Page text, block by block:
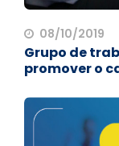
08/10/2019
Grupo de
promover o